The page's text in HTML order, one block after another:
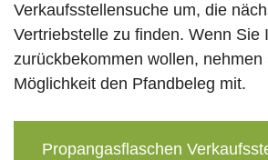
Verkaufsstellensuche um, die
Vertriebstelle zu finden. Wenn Sie
zurückbekommen wollen, nehmen
Möglichkeit den Pfandbeleg mit.
Propangasflaschen